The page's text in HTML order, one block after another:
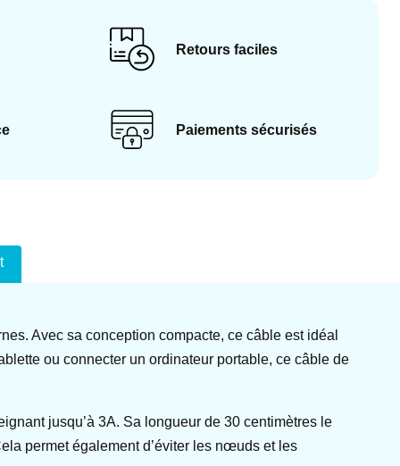
Retours faciles
Paiements sécurisés
Avec sa conception compacte, ce câble est idéal
ou connecter un ordinateur portable, ce câble de
jusqu’à 3A. Sa longueur de 30 centimètres le
permet également d’éviter les nœuds et les